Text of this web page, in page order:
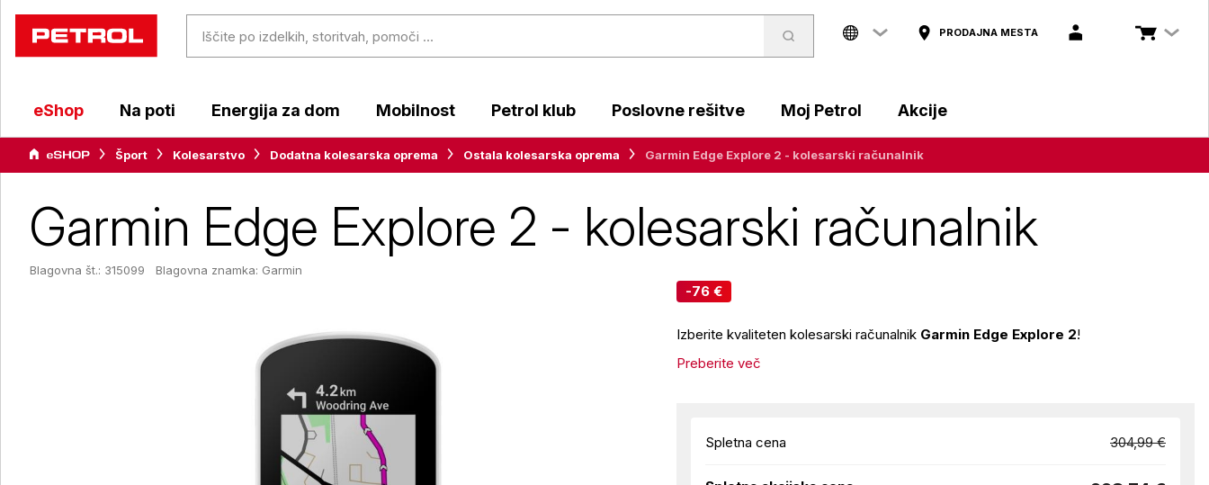
PRODAJNA MESTA
eShop Na poti Energija za dom Mobilnost Petrol klub Poslovne rešitve Moj Petrol Akcije
Šport Kolesarstvo Dodatna kolesarska oprema Ostala kolesarska oprema Garmin Edge Explore 2 - kolesarski računalnik
Garmin Edge Explore 2 - kolesarski računalnik
Blagovna št.: 315099 Blagovna znamka: Garmin
-76 €
Izberite kvaliteten kolesarski računalnik Garmin Edge Explore 2!
Preberite več
Spletna cena 304,99 €